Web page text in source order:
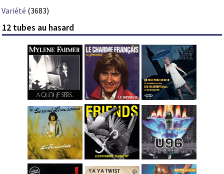
Variété (3683)
12 tubes au hasard